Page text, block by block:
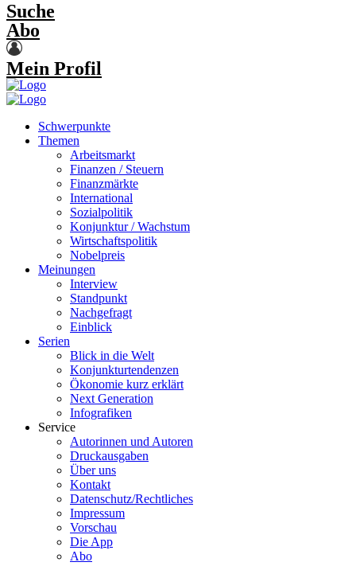
Suche
Abo
Mein Profil
Schwerpunkte
Themen
Arbeitsmarkt
Finanzen / Steuern
Finanzmärkte
International
Sozialpolitik
Konjunktur / Wachstum
Wirtschaftspolitik
Nobelpreis
Meinungen
Interview
Standpunkt
Nachgefragt
Einblick
Serien
Blick in die Welt
Konjunkturtendenzen
Ökonomie kurz erklärt
Next Generation
Infografiken
Service
Autorinnen und Autoren
Druckausgaben
Über uns
Kontakt
Datenschutz/Rechtliches
Impressum
Vorschau
Die App
Abo